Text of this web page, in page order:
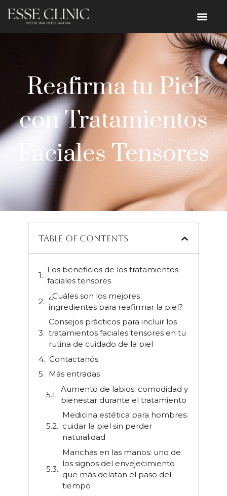
Reafirma tu Piel
con Tratamientos
Faciales Tensores
Table of Contents
Los beneficios de los tratamientos
faciales tensores
¿Cuáles son los mejores
ingredientes para reafirmar la piel?
Consejos prácticos para incluir los
tratamientos faciales tensores en tu
rutina de cuidado de la piel
Contactanós
Más entradas
Aumento de labios: comodidad y
bienestar durante el tratamiento
Medicina estética para hombres:
cuidar la piel sin perder
naturalidad
Manchas en las manos: uno de
los signos del envejecimiento
que más delatan el paso del
tiempo